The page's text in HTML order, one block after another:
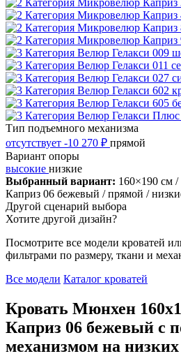
Тип подъемного механизма
отсутствует -10 270 ₽ прямой
Вариант опоры
высокие низкие
Выбранный вариант: 160×190 см /
Каприз 06 бежевый / прямой /
Другой сценарий выбора
Хотите другой дизайн?
Посмотрите все модели кроватей
фильтрами по размеру, ткани и
Все модели Каталог кроватей
Кровать Мюнхен
Каприз 06 бежевый с
механизмом на